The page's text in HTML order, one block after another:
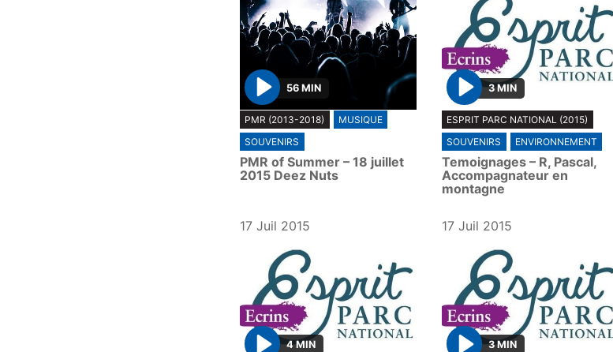
P
l
a
y
56 MIN
PMR (2013-2018)
MUSIQUE
SOUVENIRS
PMR of Summer – 18 juillet
2015 Deez Nuts
P
l
a
y
3 MIN
ESPRIT PARC NATIONAL (2015)
SOUVENIRS
ENVIRONNEMENT
Temoignages – R, Pascal,
Accompagnateur en
montagne
17 Juil 2015
4 MIN
17 Juil 2015
3 MIN